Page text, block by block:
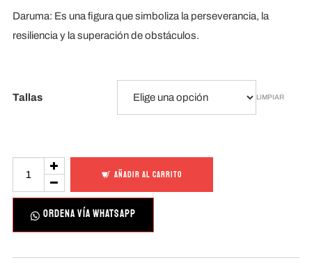
Daruma: Es una figura que simboliza la perseverancia, la
resiliencia y la superación de obstáculos.
Tallas LIMPIAR
AÑADIR AL CARRITO
ORDENA VÍA WHATSAPP